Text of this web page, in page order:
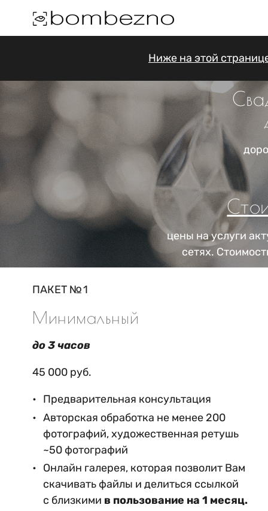
Ниже на этой
цены на услуги
сетях.
ПАКЕТ № 1
Минимальный
до 3 часов
45 000 руб.
Предварительная консультация
Авторская обработка не менее 200
фотографий, художественная ретушь
~50 фотографий
Онлайн галерея, которая позволит Вам
скачивать файлы и делиться ссылкой
с близкими в пользование на 1 месяц.